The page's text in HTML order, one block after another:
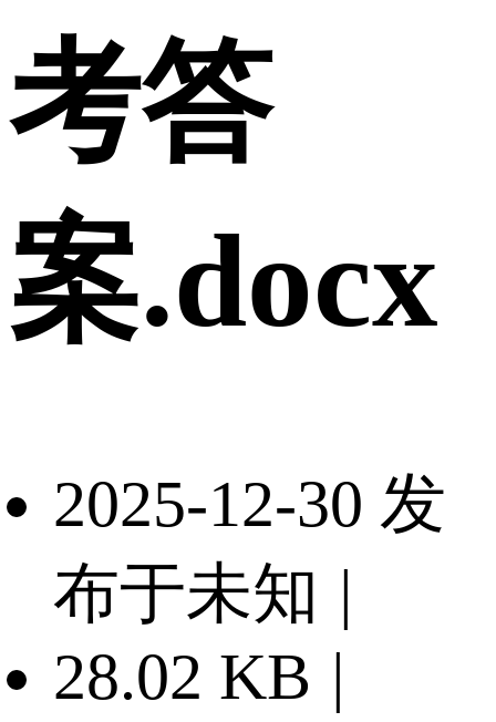
考答
案.docx
2025-12-30 发
布于未知 |
28.02 KB |